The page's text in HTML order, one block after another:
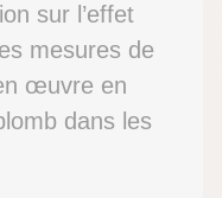
sur l’effet
mesures de
œuvre en
dans les